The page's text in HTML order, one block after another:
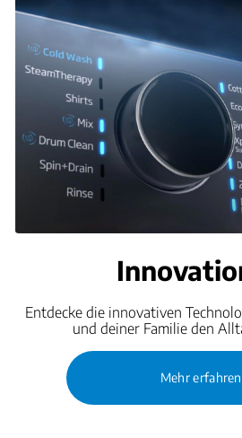
Entdecke die innovativen
und deiner Familie den
Mehr erfahren